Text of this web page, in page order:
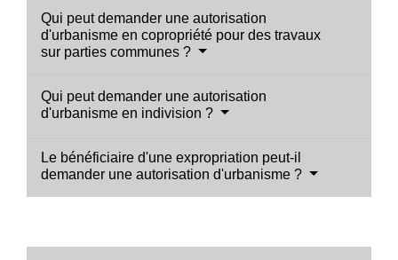
Qui peut demander une autorisation
d'urbanisme en copropriété pour des travaux
sur parties communes ?
Qui peut demander une autorisation
d'urbanisme en indivision ?
Le bénéficiaire d'une expropriation peut-il
demander une autorisation d'urbanisme ?